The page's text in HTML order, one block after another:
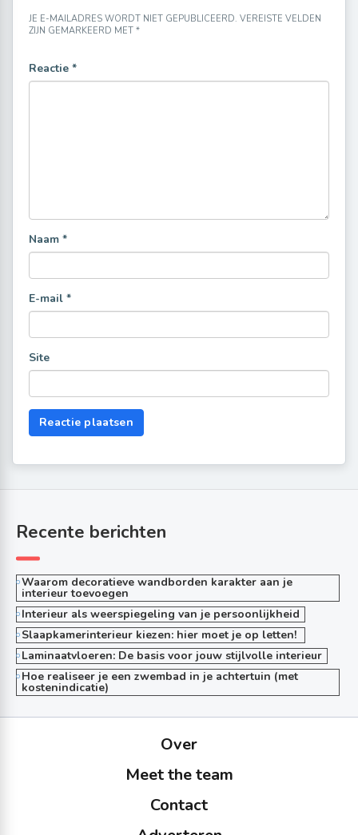
JE E-MAILADRES WORDT NIET GEPUBLICEERD. VEREISTE VELDEN
ZIJN GEMARKEERD MET *
Reactie *
Naam *
E-mail *
Site
Recente berichten
Waarom decoratieve wandborden karakter aan je
interieur toevoegen
Interieur als weerspiegeling van je persoonlijkheid
Slaapkamerinterieur kiezen: hier moet je op letten!
Laminaatvloeren: De basis voor jouw stijlvolle interieur
Hoe realiseer je een zwembad in je achtertuin (met
kostenindicatie)
Over
Meet the team
Contact